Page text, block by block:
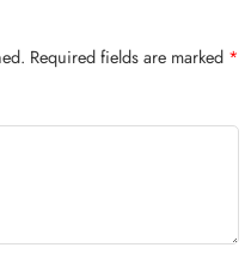
Required fields are marked *